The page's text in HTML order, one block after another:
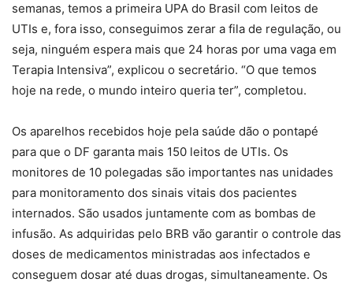
semanas, temos a primeira UPA do Brasil com leitos de
UTIs e, fora isso, conseguimos zerar a fila de regulação, ou
seja, ninguém espera mais que 24 horas por uma vaga em
Terapia Intensiva”, explicou o secretário. “O que temos
hoje na rede, o mundo inteiro queria ter”, completou.
Os aparelhos recebidos hoje pela saúde dão o pontapé
para que o DF garanta mais 150 leitos de UTIs. Os
monitores de 10 polegadas são importantes nas unidades
para monitoramento dos sinais vitais dos pacientes
internados. São usados juntamente com as bombas de
infusão. As adquiridas pelo BRB vão garantir o controle das
doses de medicamentos ministradas aos infectados e
conseguem dosar até duas drogas, simultaneamente. Os